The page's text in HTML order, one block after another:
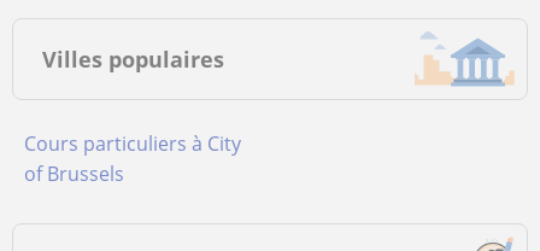
Villes populaires
Cours particuliers à City
of Brussels